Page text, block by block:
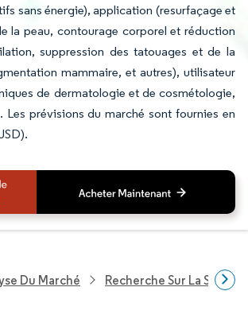
sans énergie), application (resurfaçage et
la peau, contourage corporel et réduction
suppression des tatouages et de la
mammaire, et autres), utilisateur
de dermatologie et de cosmétologie,
Les prévisions du marché sont fournies en
Du Marché Recherche Sur La Santé